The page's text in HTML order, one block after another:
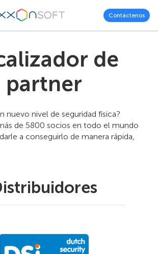
Contáctenos
de
partner
nuevo nivel de seguridad física?
de 5800 socios en todo el mundo
a conseguirlo de manera rápida,